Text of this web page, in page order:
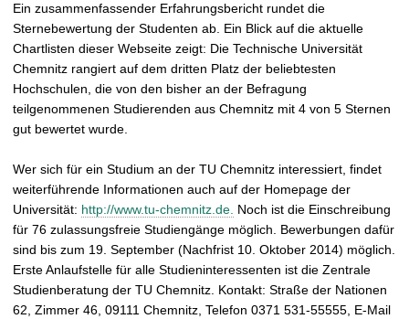
Ein zusammenfassender Erfahrungsbericht rundet die
Sternebewertung der Studenten ab. Ein Blick auf die aktuelle
Chartlisten dieser Webseite zeigt: Die Technische Universität
Chemnitz rangiert auf dem dritten Platz der beliebtesten
Hochschulen, die von den bisher an der Befragung
teilgenommenen Studierenden aus Chemnitz mit 4 von 5 Sternen
gut bewertet wurde.
Wer sich für ein Studium an der TU Chemnitz interessiert, findet
weiterführende Informationen auch auf der Homepage der
Universität: http://www.tu-chemnitz.de. Noch ist die Einschreibung
für 76 zulassungsfreie Studiengänge möglich. Bewerbungen dafür
sind bis zum 19. September (Nachfrist 10. Oktober 2014) möglich.
Erste Anlaufstelle für alle Studieninteressenten ist die Zentrale
Studienberatung der TU Chemnitz. Kontakt: Straße der Nationen
62, Zimmer 46, 09111 Chemnitz, Telefon 0371 531-55555, E-Mail